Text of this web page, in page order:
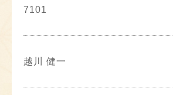
7101
越川 健一